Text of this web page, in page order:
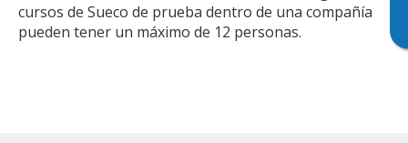
cursos de Sueco de prueba dentro de una compañía
pueden tener un máximo de 12 personas.